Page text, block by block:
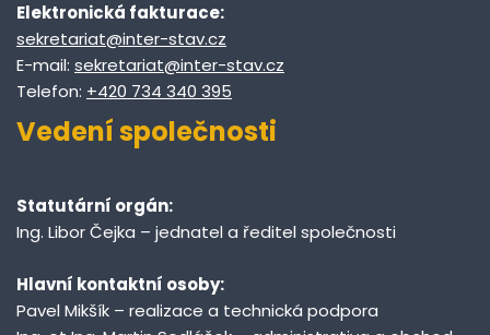
Elektronická fakturace:
sekretariat@inter-stav.cz
E-mail: sekretariat@inter-stav.cz
Telefon: +420 734 340 395
Vedení společnosti
Statutární orgán:
Ing. Libor Čejka – jednatel a ředitel společnosti
Hlavní kontaktní osoby:
Pavel Mikšík – realizace a technická podpora